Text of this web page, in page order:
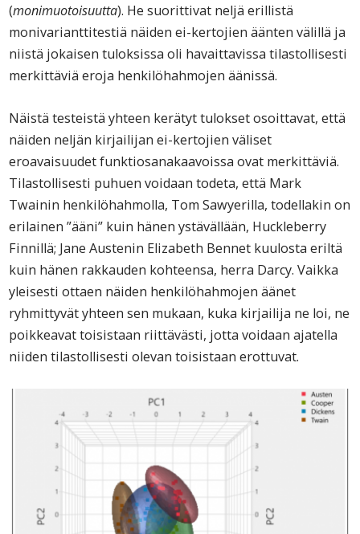
(monimuotoisuutta). He suorittivat neljä erillistä
monivarianttitestiä näiden ei-kertojien äänten välillä ja
niistä jokaisen tuloksissa oli havaittavissa tilastollisesti
merkittäviä eroja henkilöhahmojen äänissä.
Näistä testeistä yhteen kerätyt tulokset osoittavat, että
näiden neljän kirjailijan ei-kertojien väliset
eroavaisuudet funktiosanakaavoissa ovat merkittäviä.
Tilastollisesti puhuen voidaan todeta, että Mark
Twainin henkilöhahmolla, Tom Sawyerilla, todellakin on
erilainen ”ääni” kuin hänen ystävällään, Huckleberry
Finnillä; Jane Austenin Elizabeth Bennet kuulosta eriltä
kuin hänen rakkauden kohteensa, herra Darcy. Vaikka
yleisesti ottaen näiden henkilöhahmojen äänet
ryhmittyvät yhteen sen mukaan, kuka kirjailija ne loi, ne
poikkeavat toisistaan riittävästi, jotta voidaan ajatella
niiden tilastollisesti olevan toisistaan erottuvat.